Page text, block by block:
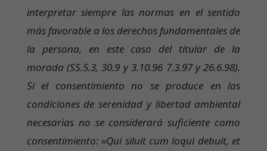
interpretar siempre las normas en el sentido
más favorable a los derechos fundamentales de
la persona, en este caso del titular de la
morada (SS.5.3, 30.9 y 3.10.96 7.3.97 y 26.6.98).
Si el consentimiento no se produce en las
condiciones de serenidad y libertad ambiental
necesarias no se considerará suficiente como
consentimiento: «Qui siluit cum loqui debuit, et